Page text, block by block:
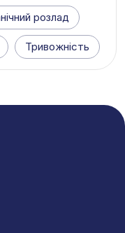
розлад
Тривожність